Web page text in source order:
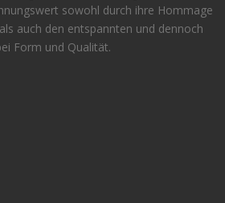
sowohl durch ihre Hommage
auch den entspannten und dennoch
Form und Qualität.